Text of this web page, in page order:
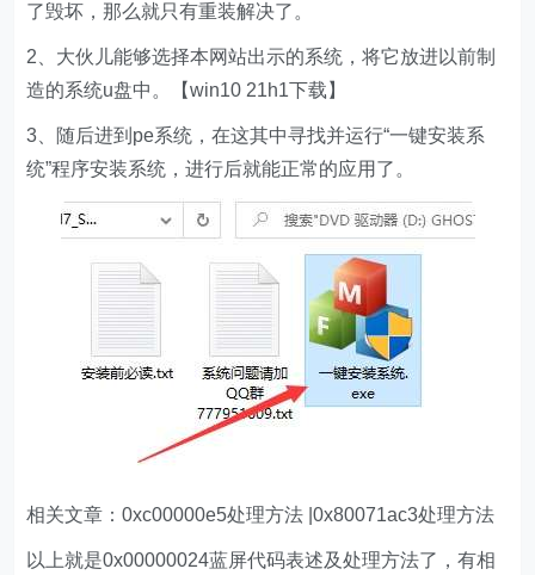
了毁坏，那么就只有重装解决了。
2、大伙儿能够选择本网站出示的系统，将它放进以前制
造的系统u盘中。【win10 21h1下载】
3、随后进到pe系统，在这其中寻找并运行“一键安装系
统”程序安装系统，进行后就能正常的应用了。
相关文章：0xc00000e5处理方法 |0x80071ac3处理方法
以上就是0x00000024蓝屏代码表述及处理方法了，有相